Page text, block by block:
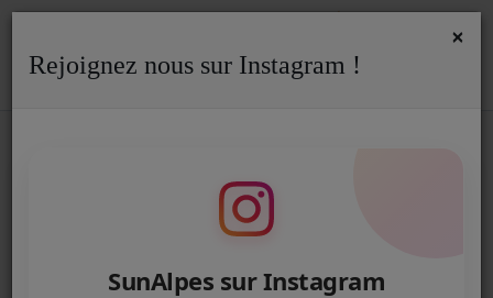
ACTUALITÉS DE LA RADIO
×
Rejoignez nous sur Instagram !
SunAlpes sur Instagram